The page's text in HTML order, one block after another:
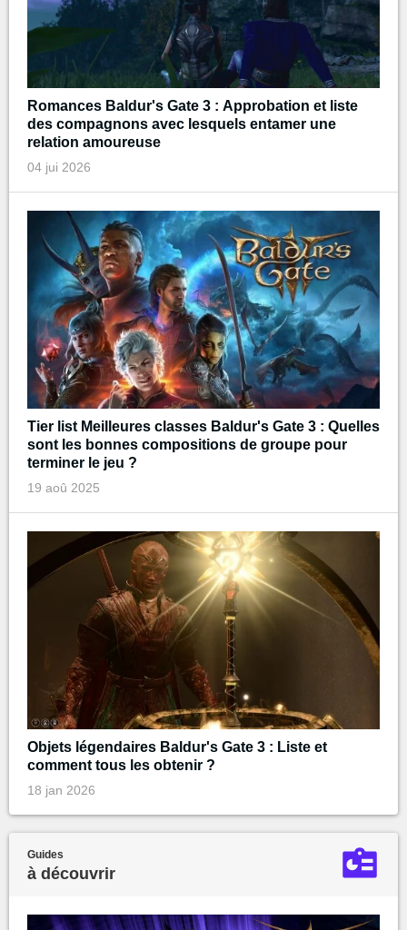
Romances Baldur's Gate 3 : Approbation et liste
des compagnons avec lesquels entamer une
relation amoureuse
04 jui 2026
Tier list Meilleures classes Baldur's Gate 3 : Quelles
sont les bonnes compositions de groupe pour
terminer le jeu ?
19 aoû 2025
Objets légendaires Baldur's Gate 3 : Liste et
comment tous les obtenir ?
18 jan 2026
Guides
à découvrir